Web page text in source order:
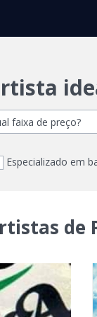
Especializado em
de